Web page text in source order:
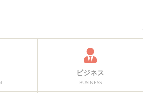
ビジネス
BUSINESS